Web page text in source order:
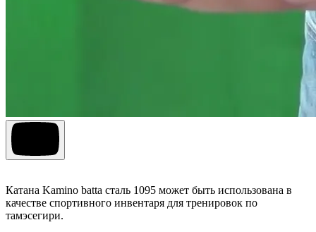
Катана Kamino batta сталь 1095 может быть использована в
качестве спортивного инвентаря для тренировок по
тамэсегири.